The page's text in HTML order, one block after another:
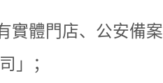
實體門店、公安備
」；